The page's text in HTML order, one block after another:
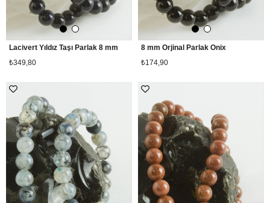
Lacivert Yıldız Taşı Parlak 8 mm
₺349,80
8 mm Orjinal Parlak Onix
₺174,90